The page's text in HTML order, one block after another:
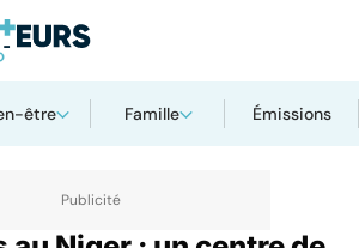
être Famille Émissions
Maladies infectieuses